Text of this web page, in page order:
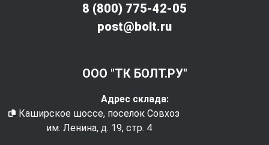
8 (800) 775-42-05
post@bolt.ru
ООО "ТК БОЛТ.РУ"
Адрес склада:
Каширское шоссе, поселок Совхоз
им. Ленина, д. 19, стр. 4